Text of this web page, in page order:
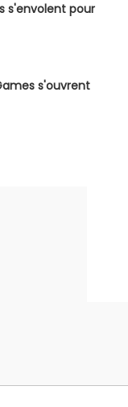
s'envolent pour
s'ouvrent